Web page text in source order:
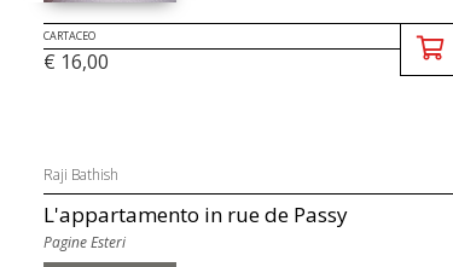
CARTACEO
€ 16,00
Raji Bathish
L'appartamento in rue de Passy
Pagine Esteri